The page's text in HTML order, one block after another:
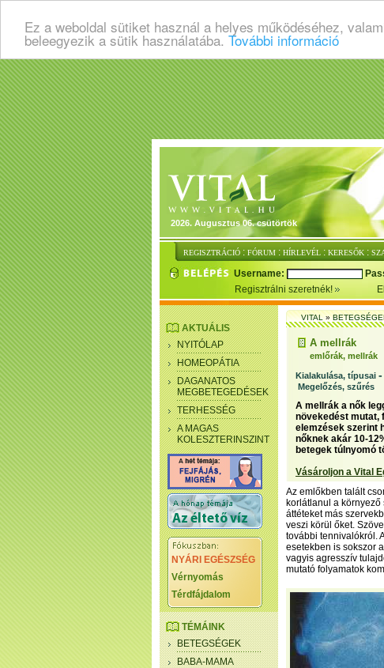
Ez a weboldal sütiket használ a helyes működéséhez,
beleegyezik a sütik használatába. További információ
2026. Augusztus 06. csütörtök
REGISZTRÁCIÓ : FÓRUM : HÍRLEVÉL : KERESŐK :
Username:
Regisztrálni szeretnék!
AKTUÁLIS
NYITÓLAP
HOMEOPÁTIA
DAGANATOS
MEGBETEGEDÉSEK
TERHESSÉG
A MAGAS
KOLESZTERINSZINT
NYÁRI EGÉSZSÉG
Vérnyomás
Térdfájdalom
TÉMÁINK
BETEGSÉGEK
BABA-MAMA
VITAL»
A mellrák
emlőrák, mellrák
Kialakulása, típusai -
Megelőzés, szűrés
A mellrák a nők
növekedést mutat,
elemzések szerint
nőknek akár 10-
betegek túlnyomó
Vásároljon a Vital
Az emlőkben talált
korlátlanul a környező
áttéteket más
veszi körül őket.
további tennivalókról.
esetekben is sokszor
vagyis agresszív
mutató folyamatok